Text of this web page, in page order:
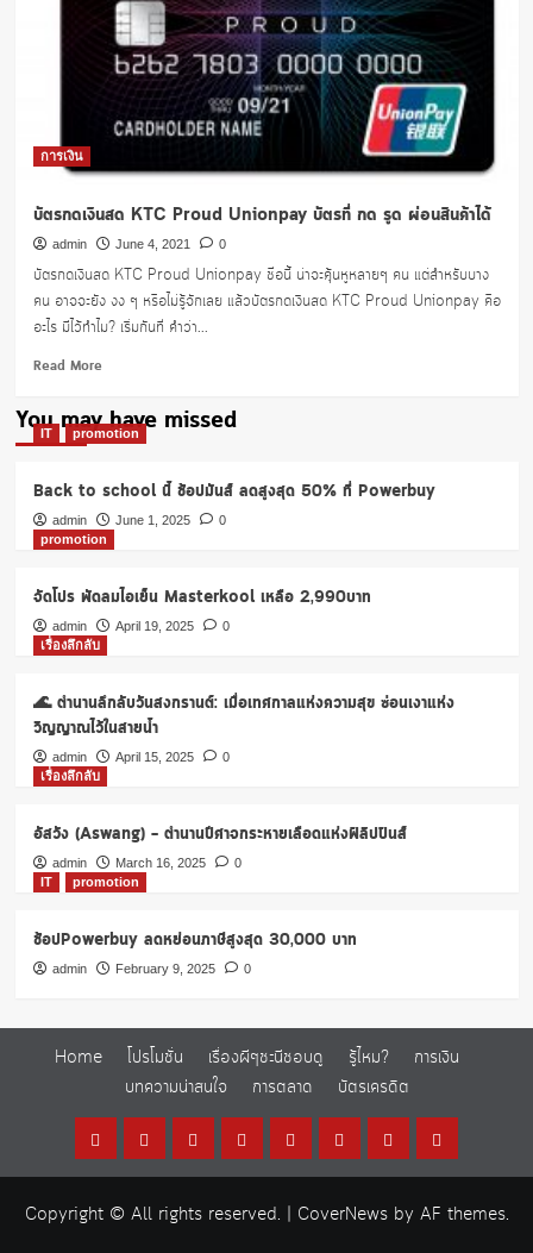
KTC
PROUD
การเงิน
บัตรกดเงินสด KTC Proud Unionpay บัตรที่ กด รูด ผ่อนสินค้าได้
admin June 4, 2021 0
บัตรกดเงินสด KTC Proud Unionpay ชื่อนี้ น่าจะคุ้นหูหลายๆ คน แต่สำหรับบาง
คน อาจจะยัง งง ๆ หรือไม่รู้จักเลย แล้วบัตรกดเงินสด KTC Proud Unionpay คือ
อะไร มีไว้ทำไม? เริ่มกันที่ คำว่า...
Read MoreRead
about
บัตร
KTC
Proud
Unionpay
รูด
ผ่อน
ได้
You may have missed
IT promotion
Back to school นี้ ช้อปมันส์ ลดสูงสุด 50% ที่ Powerbuy
admin June 1, 2025
0
promotion
จัดโปร พัดลมไอเย็น Masterkool เหลือ 2,990บาท
admin April 19, 2025
0
เรื่องลึกลับ
🌊 ตำนานลึกลับวันสงกรานต์: เมื่อเทศกาลแห่งความสุข ซ่อนเงาแห่ง
วิญญาณไว้ในสายน้ำ
admin April 15, 2025
0
เรื่องลึกลับ
อัสวัง (Aswang) – ตำนานปีศาจกระหายเลือดแห่งฟิลิปปินส์
admin March 16, 2025
0
IT
promotion
ช้อปPowerbuy ลดหย่อนภาษีสูงสุด 30,000 บาท
admin February 9, 2025 0
Home โปรโมชั่น เรื่องผีๆชะนีชอบดู รู้ไหม?
การเงิน
บทความน่าสนใจ
การตลาด บัตรเครดิต
Home โปร
เรื่อง
รู้
การ
บทความการ
บัตร
Copyright © All rights reserved. | CoverNewsby AF themes.